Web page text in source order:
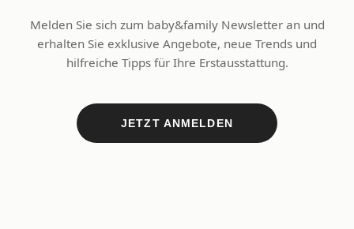
Melden Sie sich zum baby&family Newsletter an und
erhalten Sie exklusive Angebote, neue Trends und
hilfreiche Tipps für Ihre Erstausstattung.
JETZT ANMELDEN